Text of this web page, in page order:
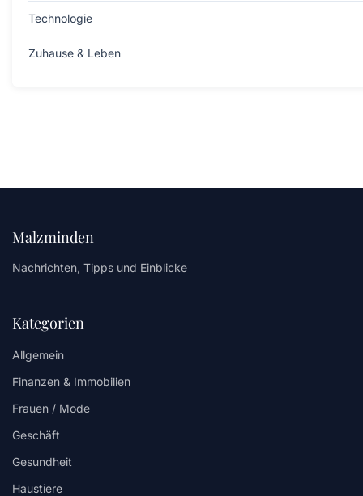
Technologie
Zuhause & Leben
Malzminden
Nachrichten, Tipps und Einblicke
Kategorien
Allgemein
Finanzen & Immobilien
Frauen / Mode
Geschäft
Gesundheit
Haustiere